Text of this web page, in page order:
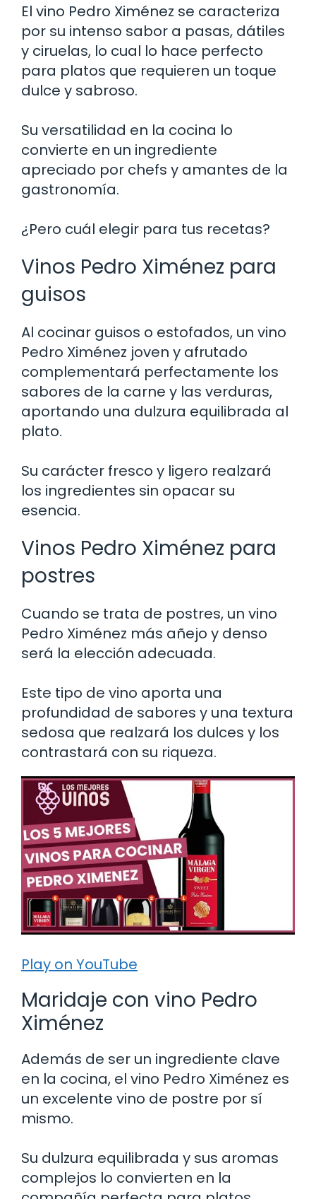
El vino Pedro Ximénez se caracteriza
por su intenso sabor a pasas, dátiles
y ciruelas, lo cual lo hace perfecto
para platos que requieren un toque
dulce y sabroso.
Su versatilidad en la cocina lo
convierte en un ingrediente
apreciado por chefs y amantes de la
gastronomía.
¿Pero cuál elegir para tus recetas?
Vinos Pedro Ximénez para
guisos
Al cocinar guisos o estofados, un vino
Pedro Ximénez joven y afrutado
complementará perfectamente los
sabores de la carne y las verduras,
aportando una dulzura equilibrada al
plato.
Su carácter fresco y ligero realzará
los ingredientes sin opacar su
esencia.
Vinos Pedro Ximénez para
postres
Cuando se trata de postres, un vino
Pedro Ximénez más añejo y denso
será la elección adecuada.
Este tipo de vino aporta una
profundidad de sabores y una textura
sedosa que realzará los dulces y los
contrastará con su riqueza.
Play on YouTube
Maridaje con vino Pedro
Ximénez
Además de ser un ingrediente clave
en la cocina, el vino Pedro Ximénez es
un excelente vino de postre por sí
mismo.
Su dulzura equilibrada y sus aromas
complejos lo convierten en la